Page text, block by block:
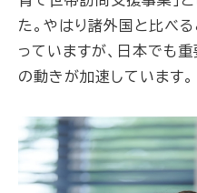
た。やはり諸外国と比べ
っていますが、日本でも
の動きが加速しています。